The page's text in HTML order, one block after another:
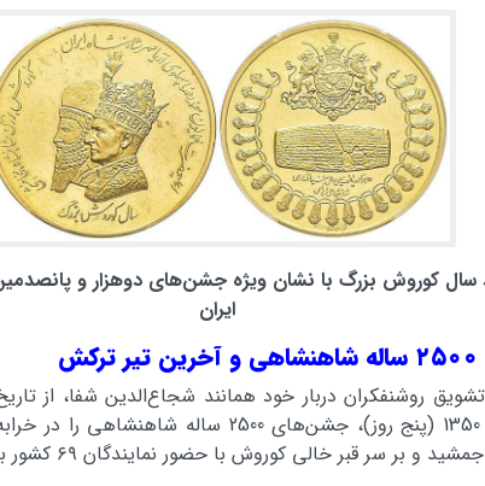
سال کوروش بزرگ با نشان ویژه جشن‌های دوهزار و
ایران
شنبه 24 مهر 1350 (پنج روز)، جشن‌های 2500 ساله
و بر سر قبر خالی کوروش با حضور نمایندگان ۶۹ کشور برگزار کرد.